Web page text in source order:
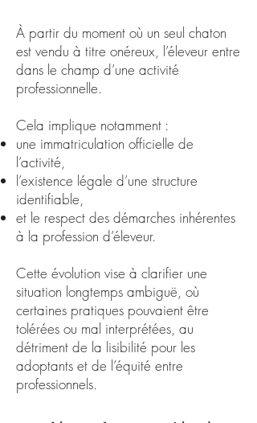
À partir du moment où un seul chaton
est vendu à titre onéreux, l’éleveur entre
dans le champ d’une activité
professionnelle.
Cela implique notamment :
une immatriculation officielle de
l’activité,
l’existence légale d’une structure
identifiable,
et le respect des démarches inhérentes
à la profession d’éleveur.
Cette évolution vise à clarifier une
situation longtemps ambiguë, où
certaines pratiques pouvaient être
tolérées ou mal interprétées, au
détriment de la lisibilité pour les
adoptants et de l’équité entre
professionnels.